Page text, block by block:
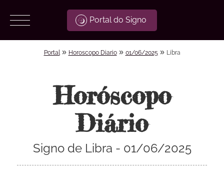
Portal do Signo
Portal » Horoscopo Diario» 01/06/2025 » Libra
Horóscopo
Diário
Signo de Libra - 01/06/2025